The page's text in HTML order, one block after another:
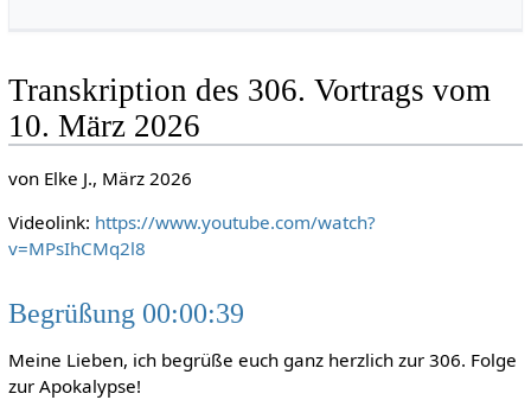
Transkription des 306. Vortrags vom
10. März 2026
von Elke J., März 2026
Videolink: https://www.youtube.com/watch?
v=MPsIhCMq2l8
Begrüßung 00:00:39
Meine Lieben, ich begrüße euch ganz herzlich zur 306. Folge
zur Apokalypse!